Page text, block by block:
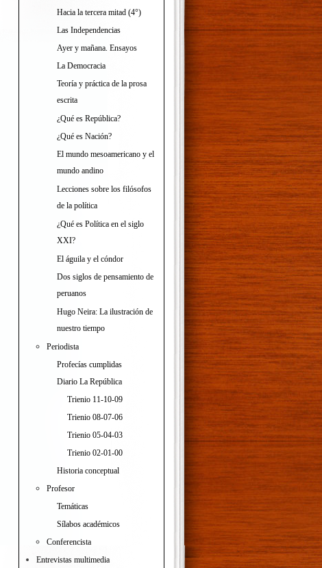
Hacia la tercera mitad (4°)
Las Independencias
Ayer y mañana. Ensayos
La Democracia
Teoría y práctica de la prosa
escrita
¿Qué es República?
¿Qué es Nación?
El mundo mesoamericano y el
mundo andino
Lecciones sobre los filósofos
de la política
¿Qué es Política en el siglo
XXI?
El águila y el cóndor
Dos siglos de pensamiento de
peruanos
Hugo Neira: La ilustración de
nuestro tiempo
Periodista
Profecías cumplidas
Diario La República
Trienio 11-10-09
Trienio 08-07-06
Trienio 05-04-03
Trienio 02-01-00
Historia conceptual
Profesor
Temáticas
Sílabos académicos
Conferencista
Entrevistas multimedia